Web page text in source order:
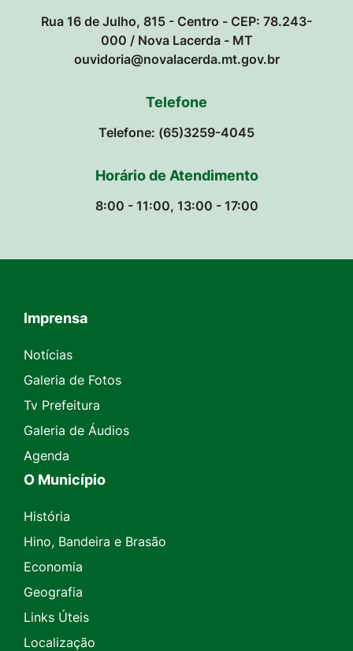
Rua 16 de Julho, 815 - Centro - CEP: 78.243-
000 / Nova Lacerda - MT
ouvidoria@novalacerda.mt.gov.br
Telefone
Telefone: (65)3259-4045
Horário de Atendimento
8:00 - 11:00, 13:00 - 17:00
Seção do Rodapé e Contato
Imprensa
Notícias
Galeria de Fotos
Tv Prefeitura
Galeria de Áudios
Agenda
O Município
História
Hino, Bandeira e Brasão
Economia
Geografia
Links Úteis
Localização